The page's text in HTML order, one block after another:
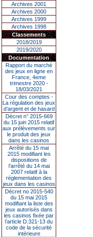
Archives 2001
Archives 2000
Archives 1999
Archives 1998
Classements
2018/2019
2019/2020
Documentation
Rapport du marché
des jeux en ligne en
France, 4eme
trimestre 2020 -
18/03/2021
Cour des comptes -
La régulation des jeux
d’argent et de hasard
Décret n° 2015-669
du 15 juin 2015 relatif
aux prélèvements sur
le produit des jeux
dans les casinos
Arrêté du 15 mai
2015 modifiant les
dispositions de
l’arrêté du 14 mai
2007 relatif à la
réglementation des
jeux dans les casinos
Décret no 2015-540
du 15 mai 2015
modifiant la liste des
jeux autorisés dans
les casinos fixée par
l’article D.321-13 du
code de la sécurité
intérieure